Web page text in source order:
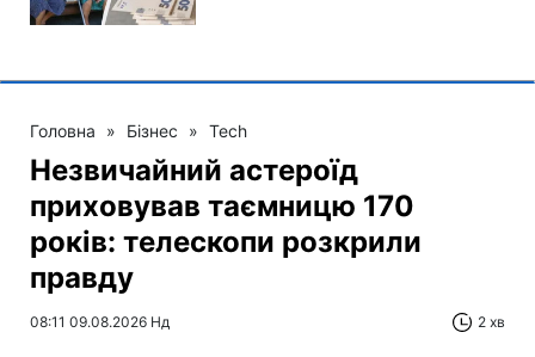
Головна » Бізнес » Tech
Незвичайний астероїд
приховував таємницю 170
років: телескопи розкрили
правду
08:11 09.08.2026 Нд 2 хв